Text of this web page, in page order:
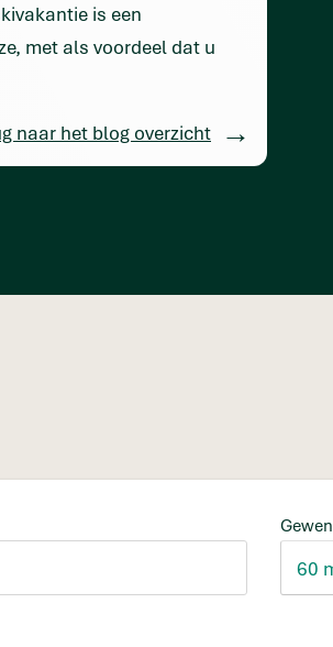
is een
met als voordeel dat u
naar het blog overzicht